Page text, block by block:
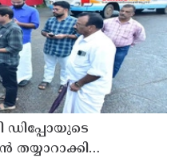
തയ്യാറാക്കി